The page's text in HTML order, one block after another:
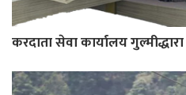
करदाता सेवा कार्यालय